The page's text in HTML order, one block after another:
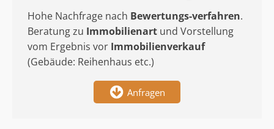
Hohe Nachfrage nach Bewertungs-verfahren.
Beratung zu Immobilienart und Vorstellung
vom Ergebnis vor Immobilienverkauf
(Gebäude: Reihenhaus etc.)
Anfragen